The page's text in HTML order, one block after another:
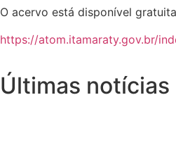
O acervo está disponível
https://atom.itamaraty.gov.br/
Últimas notícias